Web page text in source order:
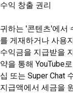
수익 창출 권리
귀하는 '콘텐츠'에서
를 게재하거나 사용
수익금을 지급받을
약을 통해 YouTube
십 또는 Super Chat
지급액에서 세금을